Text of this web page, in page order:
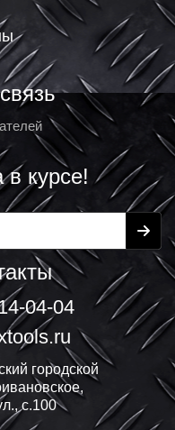
в курсе!
04-04
городской
с.100